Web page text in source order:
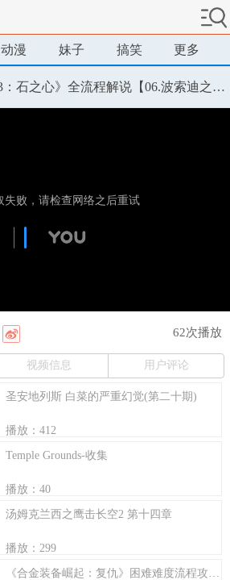
动漫 妹子 搞笑 更多
【紫雨carol】《巫师3：石之心》全流程解说【06.波索迪之屋】
62次播放
视频信息
用户评论
圣安地列斯 白菜的严重幻觉(第二十期)
播放：412
Temple Grounds-收集
播放：40
汤姆克兰西之鹰击长空2 第十四章
播放：299
《合金装备崛起：复仇》困难难度流程攻略 R-02